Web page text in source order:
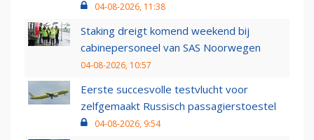
04-08-2026, 11:38
Staking dreigt komend weekend bij
cabinepersoneel van SAS Noorwegen
04-08-2026, 10:57
Eerste succesvolle testvlucht voor
zelfgemaakt Russisch passagierstoestel
04-08-2026, 9:54